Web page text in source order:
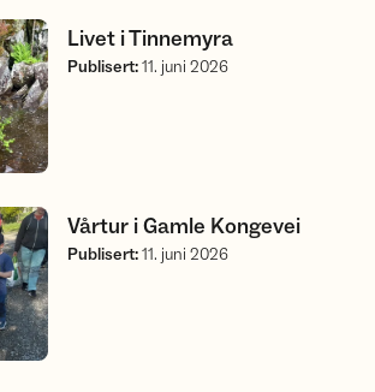
Publisert:11. juni 2026
Livet i Tinnemyra
Publisert:11. juni 2026
Vårtur i Gamle Kongevei